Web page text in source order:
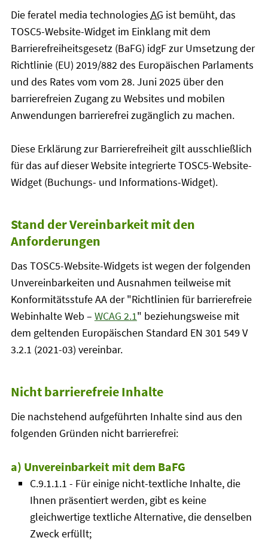
Die feratel media technologies AG ist bemüht, das
TOSC5-Website-Widget im Einklang mit dem
Barrierefreiheitsgesetz (BaFG) idgF zur Umsetzung der
Richtlinie (EU) 2019/882 des Europäischen Parlaments
und des Rates vom vom 28. Juni 2025 über den
barrierefreien Zugang zu Websites und mobilen
Anwendungen barrierefrei zugänglich zu machen.
Diese Erklärung zur Barrierefreiheit gilt ausschließlich
für das auf dieser Website integrierte TOSC5-Website-
Widget (Buchungs- und Informations-Widget).
Stand der Vereinbarkeit mit den
Anforderungen
Das TOSC5-Website-Widgets ist wegen der folgenden
Unvereinbarkeiten und Ausnahmen teilweisemit
Konformitätsstufe AA der "Richtlinien für barrierefreie
Webinhalte Web – WCAG 2.1" beziehungsweise mit
dem geltenden Europäischen Standard EN 301 549 V
3.2.1 (2021-03) vereinbar.
Nicht barrierefreie Inhalte
Die nachstehend aufgeführten Inhalte sind aus den
folgenden Gründen nicht barrierefrei:
a) Unvereinbarkeit mit dem BaFG
C.9.1.1.1 - Für einige nicht-textliche Inhalte, die
Ihnen präsentiert werden, gibt es keine
gleichwertige textliche Alternative, die denselben
Zweck erfüllt;